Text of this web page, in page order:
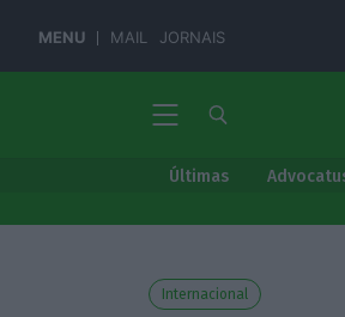
MENU MAIL JORNAIS
Últimas
Internacional